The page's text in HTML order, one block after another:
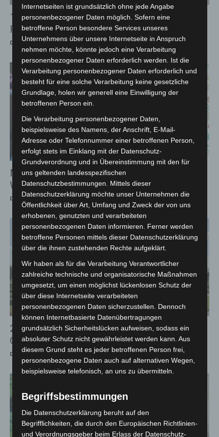
14 neue Notfallsanitäter verstärken
Rettungsdienst in Hannover
Die Redaktion - 26. Juli 2026
Maker Faire Hannover 2026 bringt Technik-
Wissen auf die Bühne
Die Redaktion - 26. Juli 2026
2026: August-Termine in den Herrenhäuser
Gärten
Die Redaktion - 18. Juli 2026
Internetseiten ist grundsätzlich ohne jede Angabe
personenbezogener Daten möglich. Sofern eine
betroffene Person besondere Services unseres
Unternehmens über unsere Internetseite in Anspruch
nehmen möchte, könnte jedoch eine Verarbeitung
personenbezogener Daten erforderlich werden. Ist die
Verarbeitung personenbezogener Daten erforderlich und
besteht für eine solche Verarbeitung keine gesetzliche
Grundlage, holen wir generell eine Einwilligung der
betroffenen Person ein.
Die Verarbeitung personenbezogener Daten,
beispielsweise des Namens, der Anschrift, E-Mail-
Adresse oder Telefonnummer einer betroffenen Person,
erfolgt stets im Einklang mit der Datenschutz-
Grundverordnung und in Übereinstimmung mit den für
uns geltenden landesspezifischen
Datenschutzbestimmungen. Mittels dieser
Datenschutzerklärung möchte unser Unternehmen die
Öffentlichkeit über Art, Umfang und Zweck der von uns
erhobenen, genutzten und verarbeiteten
personenbezogenen Daten informieren. Ferner werden
betroffene Personen mittels dieser Datenschutzerklärung
über die ihnen zustehenden Rechte aufgeklärt.
Wir haben als für die Verarbeitung Verantwortlicher
zahlreiche technische und organisatorische Maßnahmen
umgesetzt, um einen möglichst lückenlosen Schutz der
über diese Internetseite verarbeiteten
personenbezogenen Daten sicherzustellen. Dennoch
können Internetbasierte Datenübertragungen
grundsätzlich Sicherheitslücken aufweisen, sodass ein
absoluter Schutz nicht gewährleistet werden kann. Aus
diesem Grund steht es jeder betroffenen Person frei,
personenbezogene Daten auch auf alternativen Wegen,
beispielsweise telefonisch, an uns zu übermitteln.
Begriffsbestimmungen
Die Datenschutzerklärung beruht auf den
Begrifflichkeiten, die durch den Europäischen Richtlinien-
und Verordnungsgeber beim Erlass der Datenschutz-